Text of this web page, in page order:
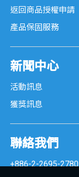
返回商品授權申請
產品保固服務
新聞中心
活動訊息
獲獎訊息
聯絡我們
+886-2-2695-2780